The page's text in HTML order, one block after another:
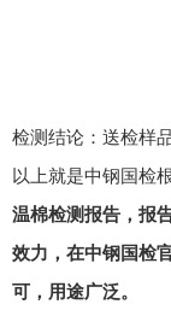
检测结论：送检样
以上就是中钢国检
温棉检测报告，报
效力，在中钢国检
可，用途广泛。